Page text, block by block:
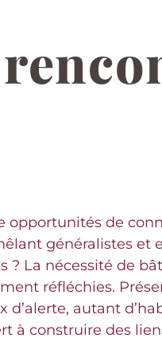
opportunités de
généralistes et
La nécessité de
réfléchies.
autant
à construire des